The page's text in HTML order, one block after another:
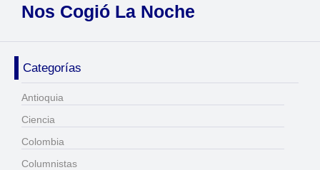
Nos Cogió La Noche
Categorías
Antioquia
Ciencia
Colombia
Columnistas